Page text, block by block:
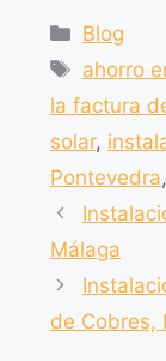
c
e
b
o
o
k
s
A
p
p
Blog
ahorro
la factura
solar,
Pontevedra,
Málaga
de Cobres,